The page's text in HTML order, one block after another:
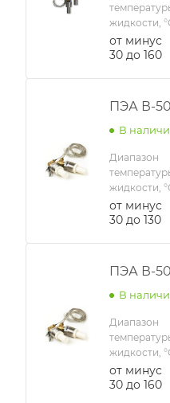
жидкости,
от минус
30 до 160
ПЭА В-
В
Диапазон
жидкости,
от минус
30 до 130
ПЭА В-
В
Диапазон
жидкости,
от минус
30 до 160